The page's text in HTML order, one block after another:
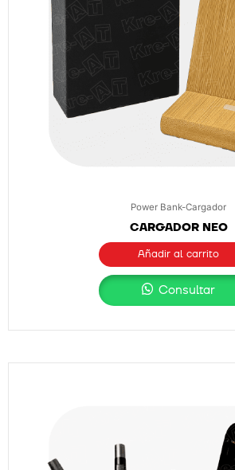
Power Bank-Cargador
CARGADOR NEO
Añadir al carrito
Consultar